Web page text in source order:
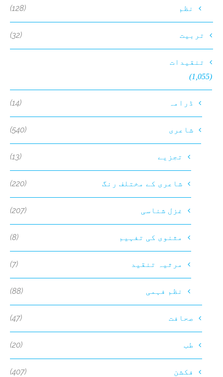
نظم (128)
تربیت (32)
تنقیدات
(1,055)
ڈرامہ (14)
شاعری (540)
تجزیے (13)
شاعری کے مختلف رنگ (220)
غزل شناسی (207)
مثنوی کی تفہیم (8)
مرثیہ تنقید (7)
نظم فہمی (88)
صحافت (47)
طب (20)
فکشن (407)